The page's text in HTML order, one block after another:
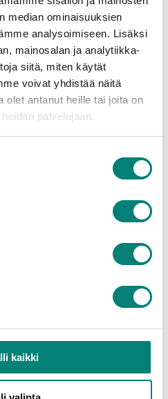
median ominaisuuksien
analysoimiseen. Lisäksi
mainosalan ja analytiikka-
siitä, miten käytät
voivat yhdistää näitä
olet antanut heille tai joita on
palvelujaan.
kaikki
omia etujamme
suojaan.
joissain osissa sinulta
henkilötietojen
sinulla on milloin
antamasi
tietojen
ensisijaisesti
kuitenkin siirtää
olla pääsy myös
suojataan
niissä maissa, joissa